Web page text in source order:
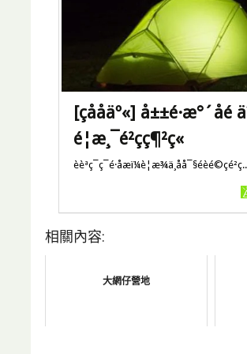
[çååäº«]
é¦æ¸¯é²çç¶²ç«
相關內容:
大網仔營地